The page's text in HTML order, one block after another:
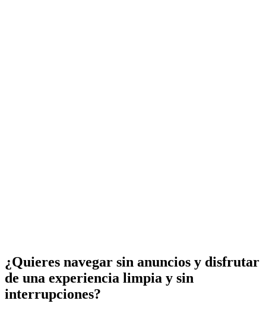
¿Quieres navegar sin anuncios y disfrutar
de una experiencia limpia y sin
interrupciones?